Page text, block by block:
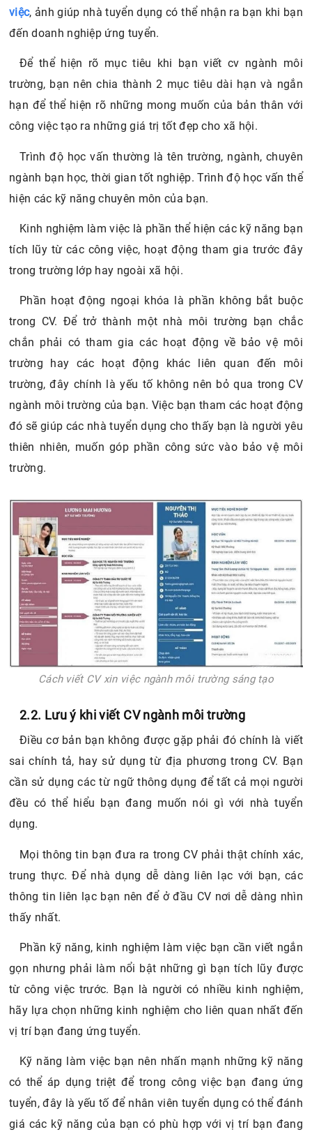
việc, ảnh giúp nhà tuyển dụng có thể nhận ra bạn khi bạn
đến doanh nghiệp ứng tuyển.
Để thể hiện rõ mục tiêu khi bạn viết cv ngành môi
trường, bạn nên chia thành 2 mục tiêu dài hạn và ngắn
hạn để thể hiện rõ những mong muốn của bản thân với
công việc tạo ra những giá trị tốt đẹp cho xã hội.
Trình độ học vấn thường là tên trường, ngành, chuyên
ngành bạn học, thời gian tốt nghiệp. Trình độ học vấn thể
hiện các kỹ năng chuyên môn của bạn.
Kinh nghiệm làm việc là phần thể hiện các kỹ năng bạn
tích lũy từ các công việc, hoạt động tham gia trước đây
trong trường lớp hay ngoài xã hội.
Phần hoạt động ngoại khóa là phần không bắt buộc
trong CV. Để trở thành một nhà môi trường bạn chắc
chắn phải có tham gia các hoạt động về bảo vệ môi
trường hay các hoạt động khác liên quan đến môi
trường, đây chính là yếu tố không nên bỏ qua trong CV
ngành môi trường của bạn. Việc bạn tham các hoạt động
đó sẽ giúp các nhà tuyển dụng cho thấy bạn là người yêu
thiên nhiên, muốn góp phần công sức vào bảo vệ môi
trường.
Cách viết CV xin việc ngành môi trường sáng tạo
2.2. Lưu ý khi viết CV ngành môi trường
Điều cơ bản bạn không được gặp phải đó chính là viết
sai chính tả, hay sử dụng từ địa phương trong CV. Bạn
cần sử dụng các từ ngữ thông dụng để tất cả mọi người
đều có thể hiểu bạn đang muốn nói gì với nhà tuyển
dụng.
Mọi thông tin bạn đưa ra trong CV phải thật chính xác,
trung thực. Để nhà dụng dễ dàng liên lạc với bạn, các
thông tin liên lạc bạn nên để ở đầu CV nơi dễ dàng nhìn
thấy nhất.
Phần kỹ năng, kinh nghiệm làm việc bạn cần viết ngắn
gọn nhưng phải làm nổi bật những gì bạn tích lũy được
từ công việc trước. Bạn là người có nhiều kinh nghiệm,
hãy lựa chọn những kinh nghiệm cho liên quan nhất đến
vị trí bạn đang ứng tuyển.
Kỹ năng làm việc bạn nên nhấn mạnh những kỹ năng
có thể áp dụng triệt để trong công việc bạn đang ứng
tuyển, đây là yếu tố để nhân viên tuyển dụng có thể đánh
giá các kỹ năng của bạn có phù hợp với vị trí bạn đang